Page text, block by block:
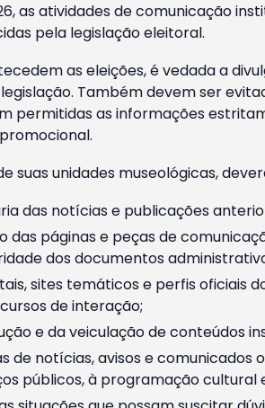
as atividades de comunicação
pela legislação eleitoral.
as eleições, é vedada a
Também devem ser
permitidas as informações
suas unidades museológicas,
das notícias e publicações
das páginas e peças de
dos documentos
sites temáticos e perfis oficiais
de interação;
e da veiculação de conteúdos
de notícias, avisos e
públicos, à programação cultural